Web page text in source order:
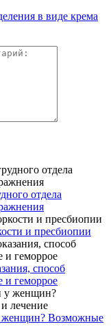
в виде крема
отдела
и пресбиопии
способ
и геморрое
женщин? Возможные